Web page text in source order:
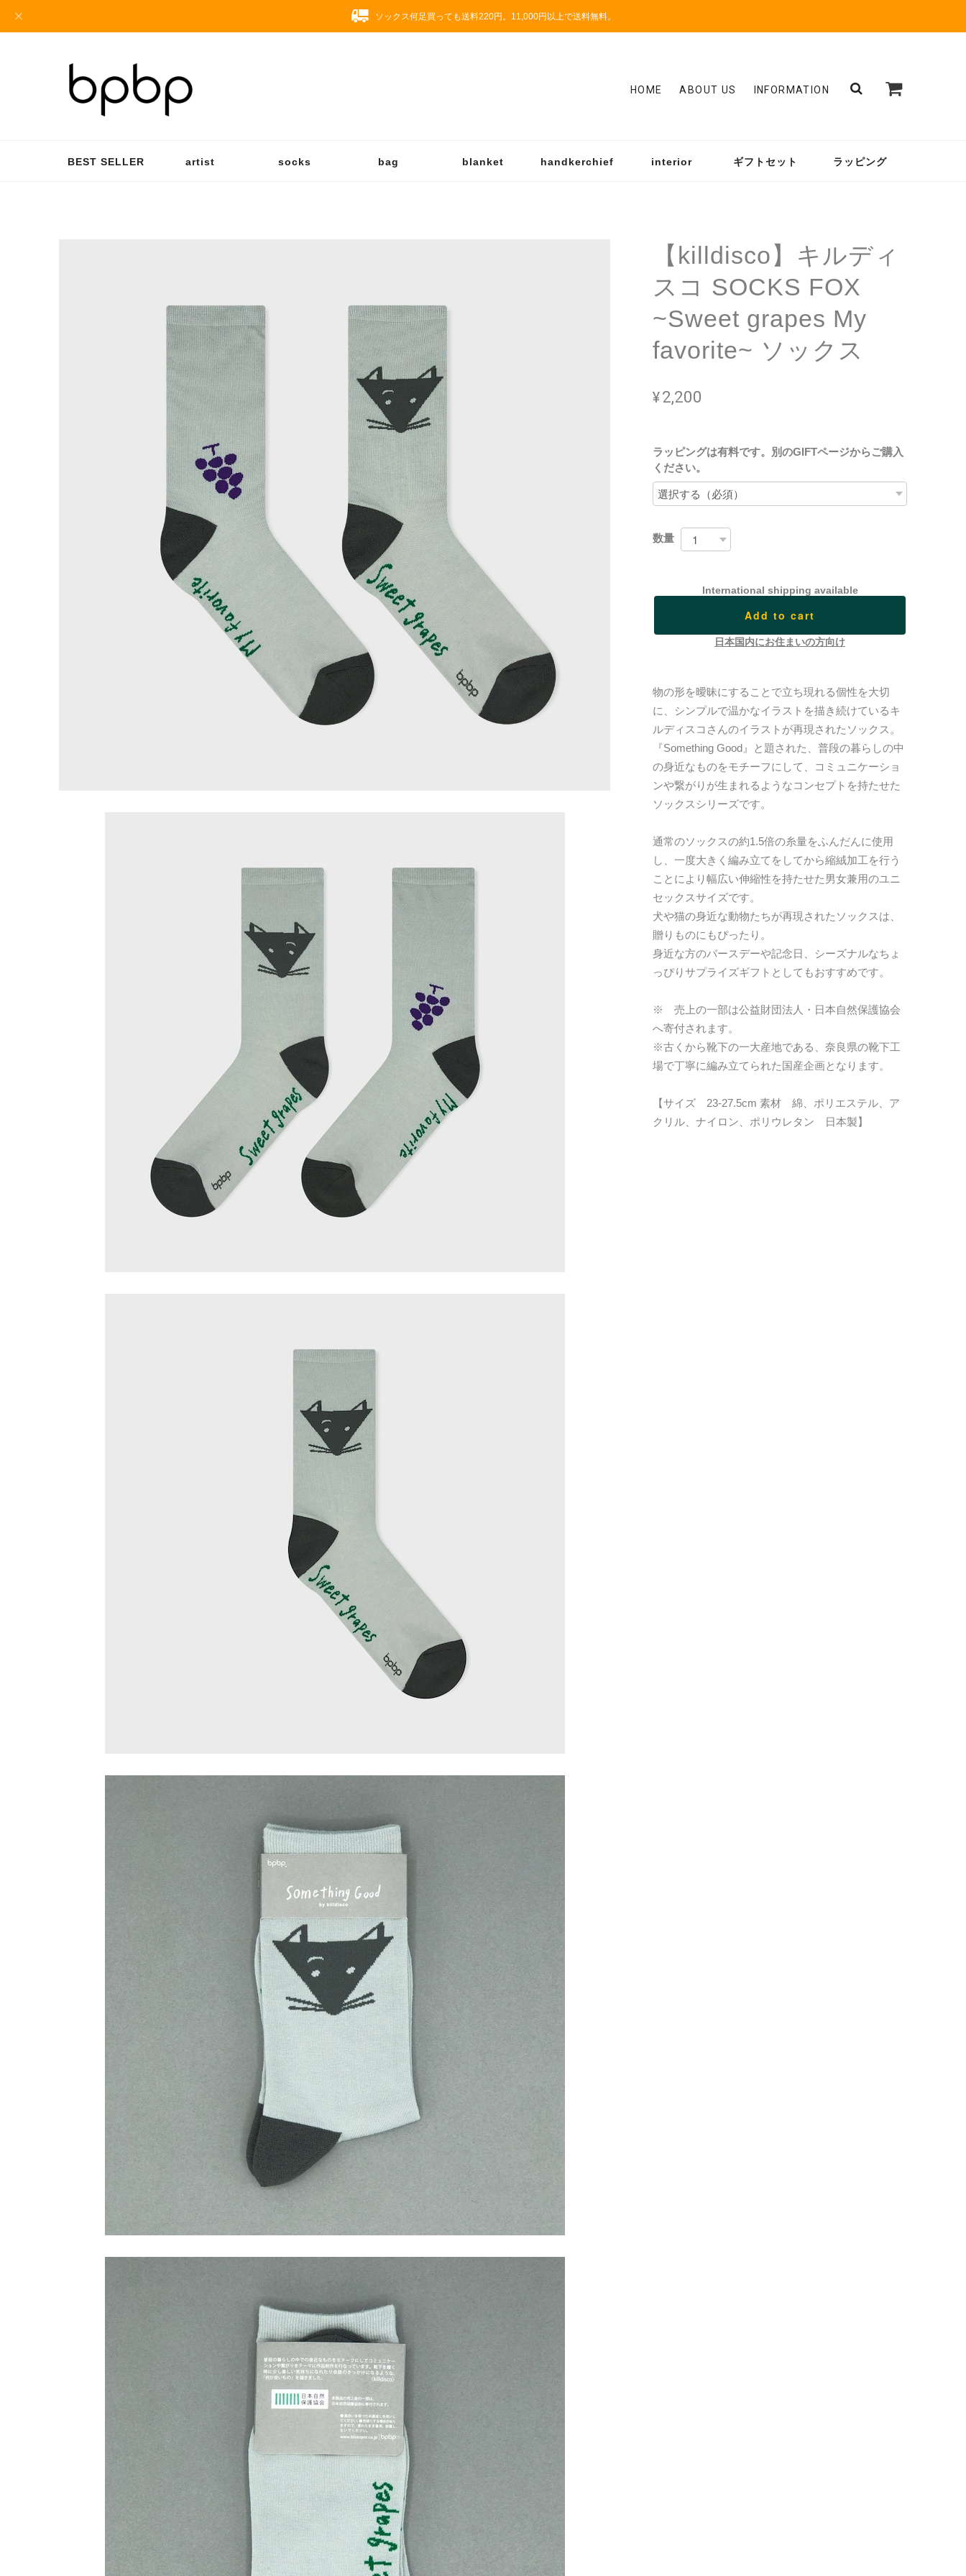
ソックス何足買っても送料220円。11,000円以上で送料無料。
HOME ABOUT US INFORMATION
BEST SELLER artist socks bag blanket handkerchief interior ギフトセット ラッピング
【killdisco】キルディ
スコ SOCKS FOX
~Sweet grapes My
favorite~ ソックス
¥2,200
ラッピングは有料です。別のGIFTページからご購入
ください。
数量
International shipping available
Add to cart
日本国内にお住まいの方向け
物の形を曖昧にすることで立ち現れる個性を大切
に、シンプルで温かなイラストを描き続けているキ
ルディスコさんのイラストが再現されたソックス。
『Something Good』と題された、普段の暮らしの中
の身近なものをモチーフにして、コミュニケーショ
ンや繋がりが生まれるようなコンセプトを持たせた
ソックスシリーズです。
通常のソックスの約1.5倍の糸量をふんだんに使用
し、一度大きく編み立てをしてから縮絨加工を行う
ことにより幅広い伸縮性を持たせた男女兼用のユニ
セックスサイズです。
犬や猫の身近な動物たちが再現されたソックスは、
贈りものにもぴったり。
身近な方のバースデーや記念日、シーズナルなちょ
っぴりサプライズギフトとしてもおすすめです。
※ 売上の一部は公益財団法人・日本自然保護協会
へ寄付されます。
※古くから靴下の一大産地である、奈良県の靴下工
場で丁寧に編み立てられた国産企画となります。
【サイズ 23-27.5cm 素材 綿、ポリエステル、ア
クリル、ナイロン、ポリウレタン 日本製】